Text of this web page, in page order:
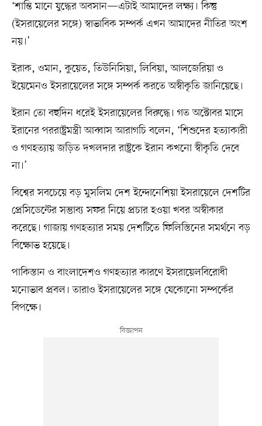
‘শান্তি মানে যুদ্ধের অবসান—এটাই আমাদের লক্ষ্য। কিন্তু
(ইসরায়েলের সঙ্গে) স্বাভাবিক সম্পর্ক এখন আমাদের নীতির অংশ
নয়।’
ইরাক, ওমান, কুয়েত, তিউনিসিয়া, লিবিয়া, আলজেরিয়া ও
ইয়েমেনও ইসরায়েলের সঙ্গে সম্পর্ক করতে অস্বীকৃতি জানিয়েছে।
ইরান তো বহুদিন ধরেই ইসরায়েলের বিরুদ্ধে। গত অক্টোবর মাসে
ইরানের পররাষ্ট্রমন্ত্রী আব্বাস আরাগচি বলেন, ‘শিশুদের হত্যাকারী
ও গণহত্যায় জড়িত দখলদার রাষ্ট্রকে ইরান কখনো স্বীকৃতি দেবে
না।’
বিশ্বের সবচেয়ে বড় মুসলিম দেশ ইন্দোনেশিয়া ইসরায়েলে দেশটির
প্রেসিডেন্টের সম্ভাব্য সফর নিয়ে প্রচার হওয়া খবর অস্বীকার
করেছে। গাজায় গণহত্যার সময় দেশটিতে ফিলিস্তিনের সমর্থনে বড়
বিক্ষোভ হয়েছে।
পাকিস্তান ও বাংলাদেশও গণহত্যার কারণে ইসরায়েলবিরোধী
মনোভাব প্রবল। তারাও ইসরায়েলের সঙ্গে যেকোনো সম্পর্কের
বিপক্ষে।